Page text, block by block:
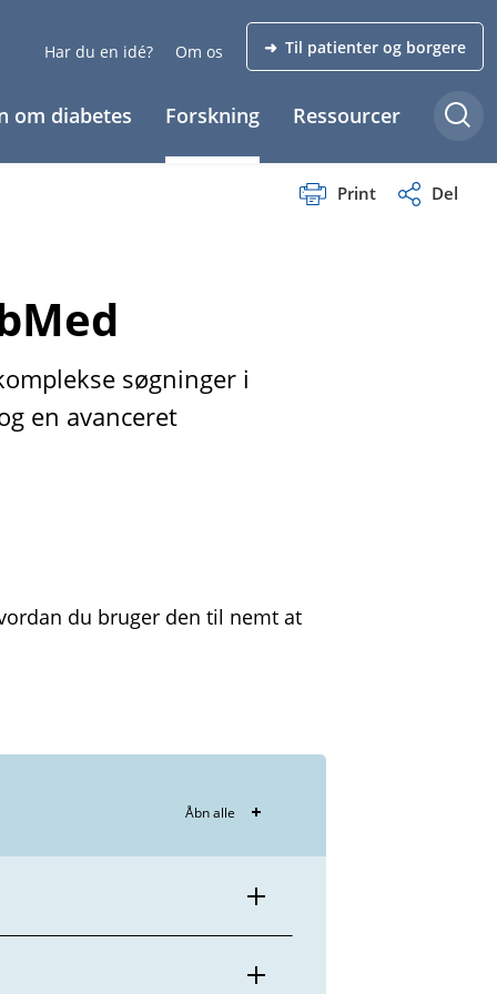
Har du en idé? Om os ➜ Til patienter og borgere
om diabetes Forskning Ressourcer
Print Del
søgninger i
en avanceret
du bruger den til nemt at
Åbn alle